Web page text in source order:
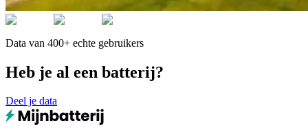
Data van 400+ echte gebruikers
Heb je al een batterij?
Deel je data